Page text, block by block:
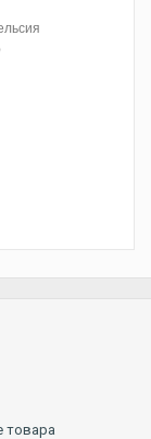
товара